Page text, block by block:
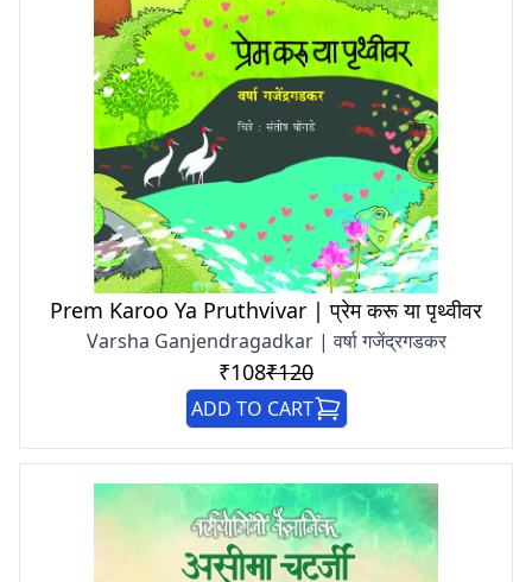
Prem Karoo Ya Pruthvivar | प्रेम करू या पृथ्वीवर
Varsha Ganjendragadkar | वर्षा गजेंद्रगडकर
₹108₹120
ADD TO CART